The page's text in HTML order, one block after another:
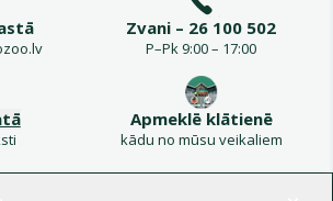
Zvani – 26 100 502
P–Pk 9:00 – 17:00
Apmeklē klātienē
kādu no mūsu veikaliem